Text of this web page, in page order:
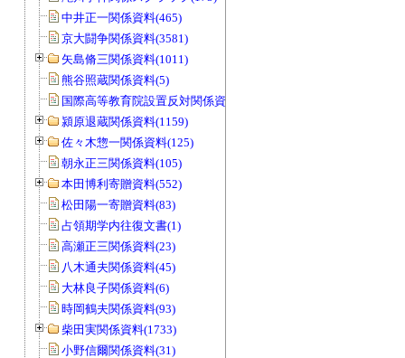
中井正一関係資料(465)
京大闘争関係資料(3581)
矢島脩三関係資料(1011)
熊谷照蔵関係資料(5)
国際高等教育院設置反対関係資料(20)
潁原退蔵関係資料(1159)
佐々木惣一関係資料(125)
朝永正三関係資料(105)
本田博利寄贈資料(552)
松田陽一寄贈資料(83)
占領期学内往復文書(1)
高瀬正三関係資料(23)
八木通夫関係資料(45)
大林良子関係資料(6)
時岡鶴夫関係資料(93)
柴田実関係資料(1733)
小野信爾関係資料(31)